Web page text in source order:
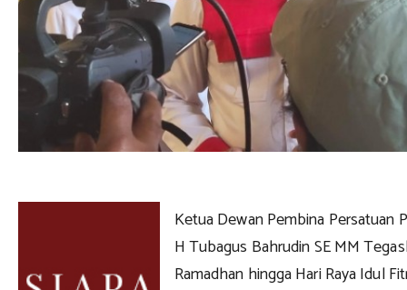
Ketua Dewan Pembina Persatuan
H Tubagus Bahrudin SE MM
Ramadhan hingga Hari Raya Idul